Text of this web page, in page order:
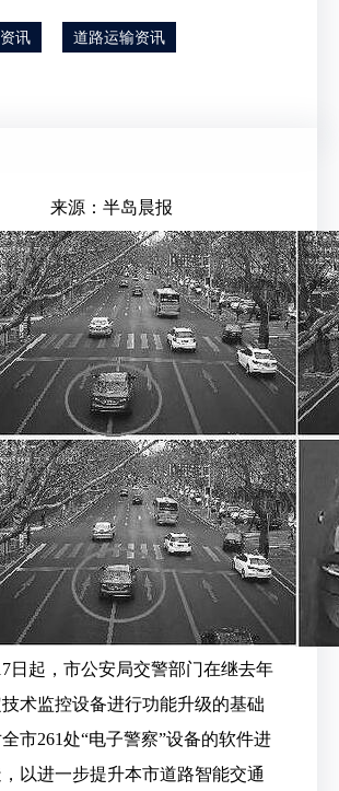
讯 道路运输资讯
来源：半岛晨报
日起，市公安局交警部门在继去年
术监控设备进行功能升级的基础
全市261处“电子警察”设备的软件进
以进一步提升本市道路智能交通